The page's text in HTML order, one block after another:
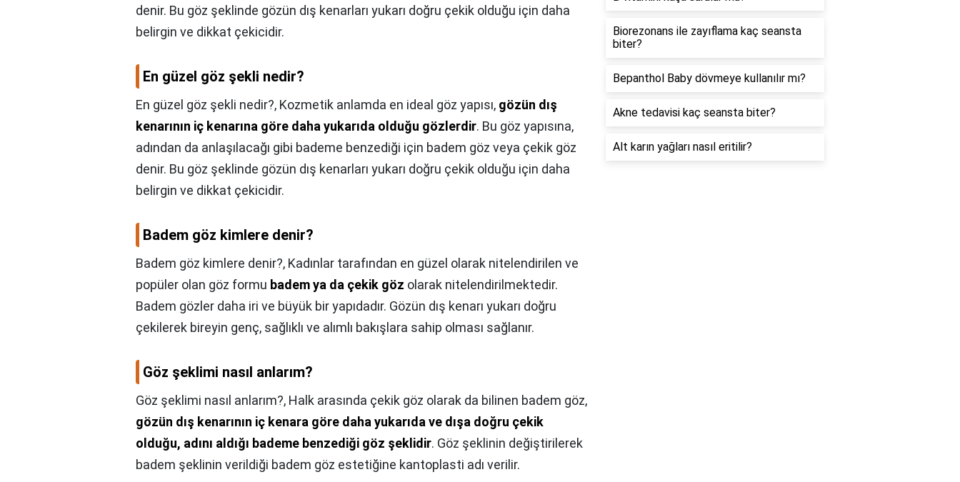
denir. Bu göz şeklinde gözün dış kenarları yukarı doğru çekik olduğu için daha
belirgin ve dikkat çekicidir.
En güzel göz şekli nedir?
En güzel göz şekli nedir?, Kozmetik anlamda en ideal göz yapısı, gözün dış
kenarının iç kenarına göre daha yukarıda olduğu gözlerdir. Bu göz yapısına,
adından da anlaşılacağı gibi bademe benzediği için badem göz veya çekik göz
denir. Bu göz şeklinde gözün dış kenarları yukarı doğru çekik olduğu için daha
belirgin ve dikkat çekicidir.
Badem göz kimlere denir?
Badem göz kimlere denir?, Kadınlar tarafından en güzel olarak nitelendirilen ve
popüler olan göz formu badem ya da çekik göz olarak nitelendirilmektedir.
Badem gözler daha iri ve büyük bir yapıdadır. Gözün dış kenarı yukarı doğru
çekilerek bireyin genç, sağlıklı ve alımlı bakışlara sahip olması sağlanır.
Göz şeklimi nasıl anlarım?
Göz şeklimi nasıl anlarım?, Halk arasında çekik göz olarak da bilinen badem göz,
gözün dış kenarının iç kenara göre daha yukarıda ve dışa doğru çekik
olduğu, adını aldığı bademe benzediği göz şeklidir. Göz şeklinin değiştirilerek
badem şeklinin verildiği badem göz estetiğine kantoplasti adı verilir.
Biorezonans ile zayıflama kaç seansta
biter?
Bepanthol Baby dövmeye kullanılır mı?
Akne tedavisi kaç seansta biter?
Alt karın yağları nasıl eritilir?